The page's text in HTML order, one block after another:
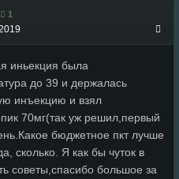
1
иньекция была
до 39 и держалась
инъекцию и взял
70мг(так уж решил,первый
бюджетное пкт лучше
сколько. Я как бы чуток в
советы,спасибо большое за